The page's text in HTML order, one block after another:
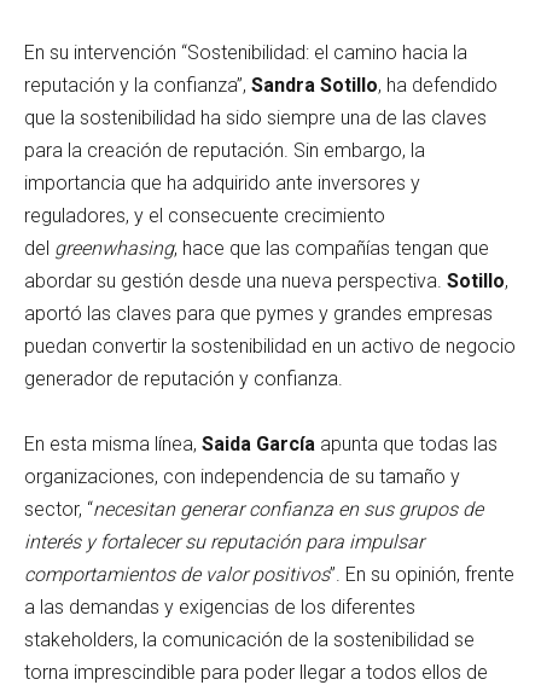
En su intervención “Sostenibilidad: el camino hacia la
reputación y la confianza”, Sandra Sotillo, ha defendido
que la sostenibilidad ha sido siempre una de las claves
para la creación de reputación. Sin embargo, la
importancia que ha adquirido ante inversores y
reguladores, y el consecuente crecimiento
del greenwhasing, hace que las compañías tengan que
abordar su gestión desde una nueva perspectiva. Sotillo,
aportó las claves para que pymes y grandes empresas
puedan convertir la sostenibilidad en un activo de negocio
generador de reputación y confianza.
En esta misma línea, Saida García apunta que todas las
organizaciones, con independencia de su tamaño y
sector, “necesitan generar confianza en sus grupos de
interés y fortalecer su reputación para impulsar
comportamientos de valor positivos”. En su opinión, frente
a las demandas y exigencias de los diferentes
stakeholders, la comunicación de la sostenibilidad se
torna imprescindible para poder llegar a todos ellos de